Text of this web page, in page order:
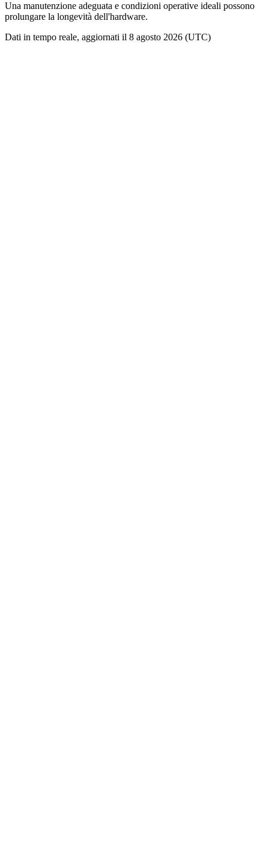
Una manutenzione adeguata e condizioni operative ideali possono
prolungare la longevità dell'hardware.
Dati in tempo reale, aggiornati il 8 agosto 2026 (UTC)